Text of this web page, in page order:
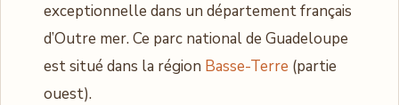
exceptionnelle dans un département français
d’Outre mer. Ce parc national de Guadeloupe
est situé dans la région Basse-Terre (partie
ouest).